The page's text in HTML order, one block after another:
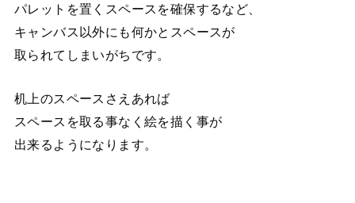
パレットを置くスペースを確保するなど、
キャンバス以外にも何かとスペースが
取られてしまいがちです。
机上のスペースさえあれば
スペースを取る事なく絵を描く事が
出来るようになります。